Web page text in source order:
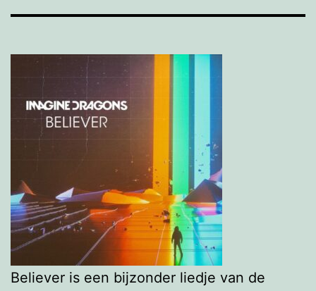
Believer is een bijzonder liedje van de